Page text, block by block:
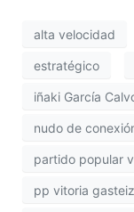
alta velocidad
estratégico
iñaki García
nudo de
partido popular
pp vitoria gasteiz